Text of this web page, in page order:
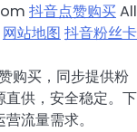
抖音点赞购买All
网站地图 抖音粉丝卡
购买，同步提供粉
供，安全稳定。下
流量需求。